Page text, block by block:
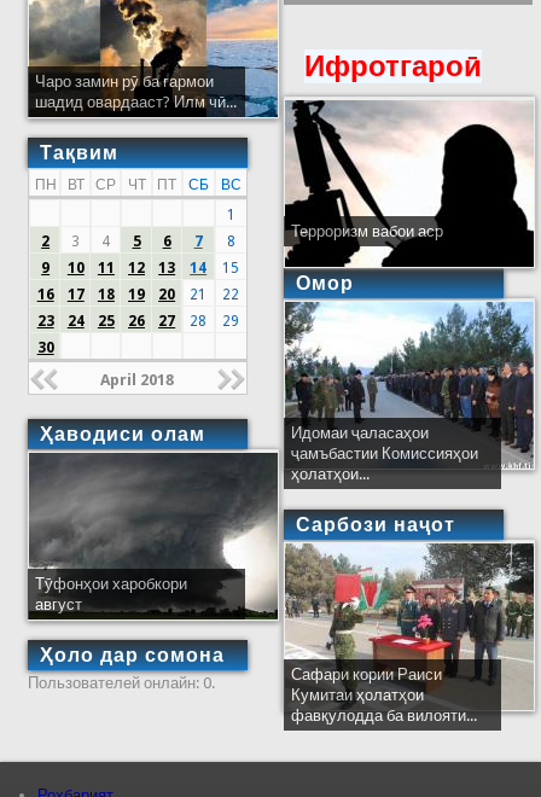
Чаро замин рӯ ба гармои
шадид овардааст? Илм чӣ...
Тақвим
ПН ВТ СР ЧТ ПТ СБ
ВС
1
2
3 4 5 6 7
8
9
10 11 12 13 14
15
16
17 18 19 20 21
22
23
24 25 26 27 28
29
30
April 2018
Ҳаводиси олам
Тӯфонҳои харобкори
август
Ҳоло дар сомона
Пользователей онлайн: 0.
Ифротгароӣ
Терроризм вабои аср
Омор
Идомаи ҷаласаҳои
ҷамъбастии Комиссияҳои
ҳолатҳои...
Сарбози наҷот
Сафари кории Раиси
Кумитаи ҳолатҳои
фавқулодда ба вилояти...